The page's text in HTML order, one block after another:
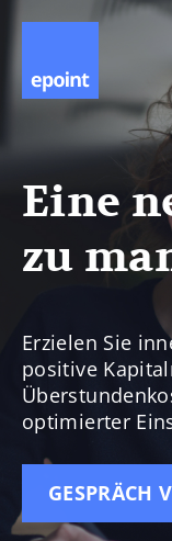
Eine
zu
Erzielen Sie
positive
optimierter
GESPRÄCH